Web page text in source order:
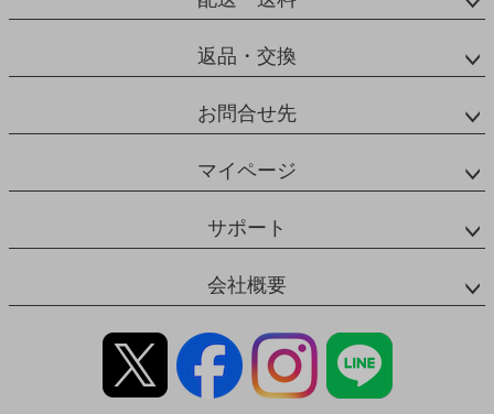
返品・交換
お問合せ先
マイページ
サポート
会社概要